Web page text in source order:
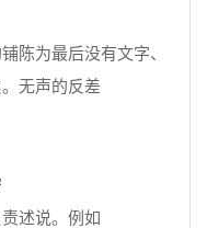
陈为最后没有文字、
无声的反差
述说。例如